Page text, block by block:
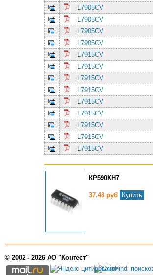
L7905CV
L7905CV
L7905CV
L7905CV
L7915CV
L7915CV
L7915CV
L7915CV
L7915CV
L7915CV
L7915CV
L7915CV
L7915CV
КР590КН7
37.48 руб Купить
© 2002 - 2026 АО "Контест"